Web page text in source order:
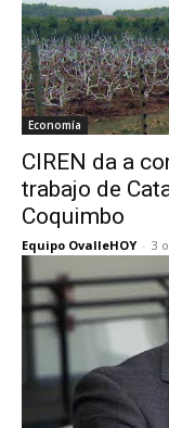
Economía
CIREN da a
trabajo de
Coquimbo
Equipo OvalleHOY - 3